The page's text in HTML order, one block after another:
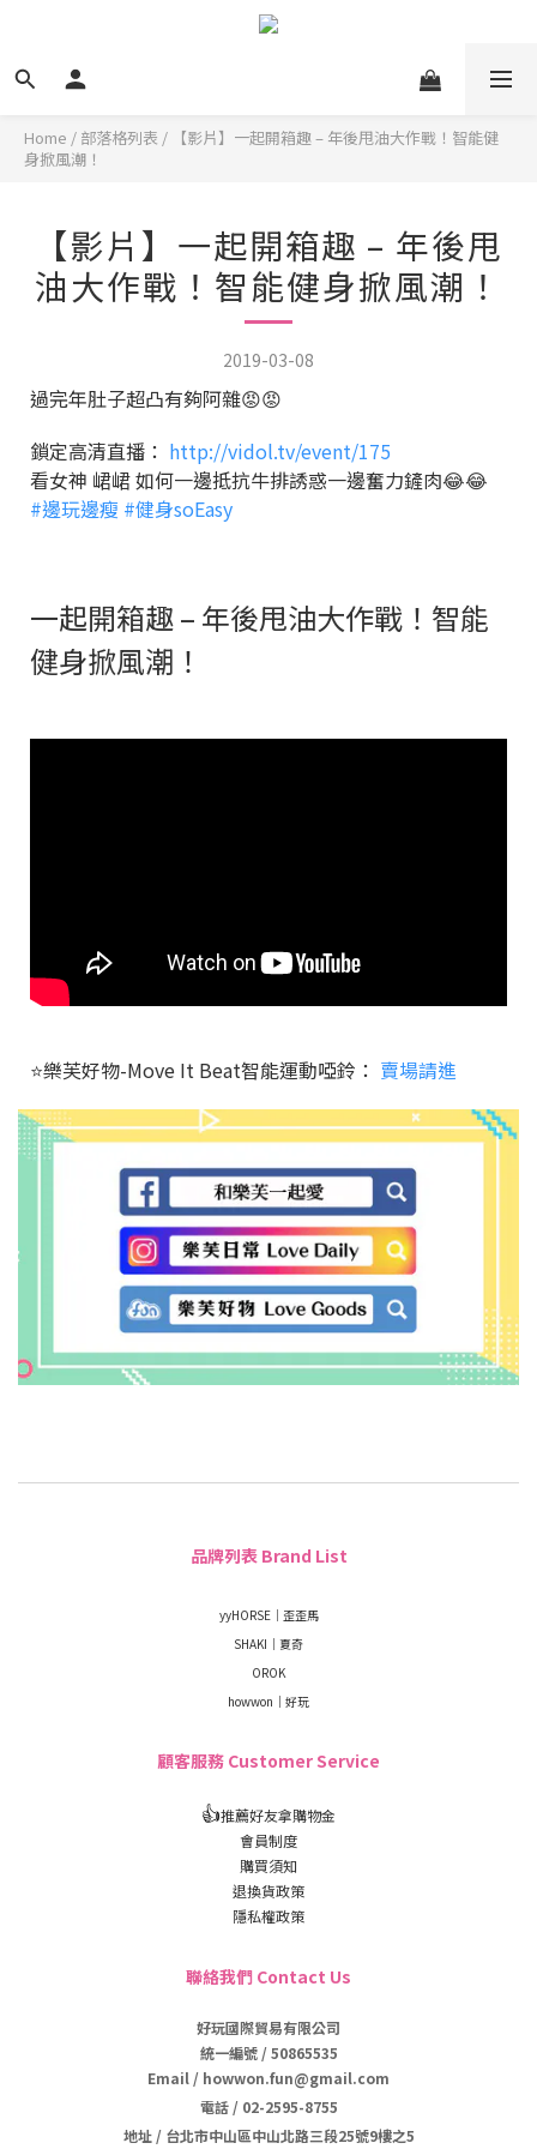
Home / 部落格列表 /
【影片】一起開箱趣 – 年後甩油大作戰！智能健
身掀風潮！
【影片】一起開箱趣 – 年後甩
油大作戰！智能健身掀風潮！
2019-03-08
過完年肚子超凸有夠阿雜😡😡
鎖定高清直播： http://vidol.tv/event/175
看女神 峮峮 如何一邊抵抗牛排誘惑一邊奮力鏟肉😂😂
#邊玩邊瘦 #健身soEasy
一起開箱趣 – 年後甩油大作戰！智能
健身掀風潮！
⭐樂芙好物-Move It Beat智能運動啞鈴： 賣場請進
品牌列表 Brand List
yyHORSE｜歪歪馬
SHAKI｜夏奇
OROK
howwon｜好玩
顧客服務 Customer Service
👍推薦好友拿購物金
會員制度
購買須知
退換貨政策
隱私權政策
聯絡我們 Contact Us
好玩國際貿易有限公司
統一編號 / 50865535
Email / howwon.fun@gmail.com
電話/ 02-2595-8755
地址/ 台北市中山區中山北路三段25號9樓之5